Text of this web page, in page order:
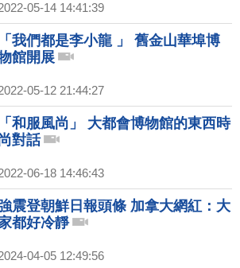
05-14 14:41:39
「我們都是李小龍 」 舊金山華埠博
館開展
05-12 21:44:27
「和服風尚」 大都會博物館的東西時
對話
06-18 14:46:43
震登朝鮮日報頭條 加拿大網紅：大
都好冷靜
04-05 12:49:56